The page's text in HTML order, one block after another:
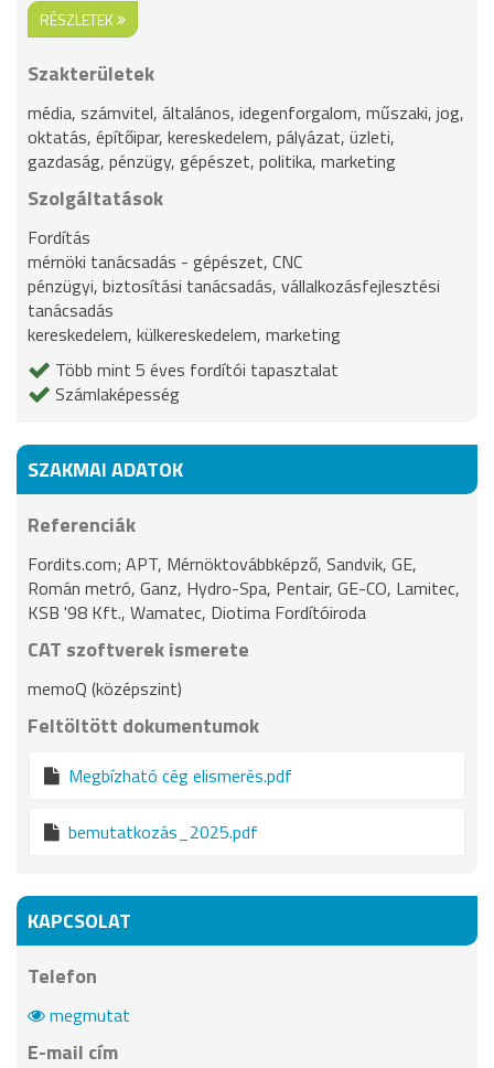
RÉSZLETEK
Szakterületek
média, számvitel, általános, idegenforgalom, műszaki, jog,
oktatás, építőipar, kereskedelem, pályázat, üzleti,
gazdaság, pénzügy, gépészet, politika, marketing
Szolgáltatások
Fordítás
mérnöki tanácsadás - gépészet, CNC
pénzügyi, biztosítási tanácsadás, vállalkozásfejlesztési
tanácsadás
kereskedelem, külkereskedelem, marketing
Több mint 5 éves fordítói tapasztalat
Számlaképesség
SZAKMAI ADATOK
Referenciák
Fordits.com; APT, Mérnöktovábbképző, Sandvik, GE,
Román metró, Ganz, Hydro-Spa, Pentair, GE-CO, Lamitec,
KSB '98 Kft., Wamatec, Diotima Fordítóiroda
CAT szoftverek ismerete
memoQ (középszint)
Feltöltött dokumentumok
Megbízható cég elismerés.pdf
bemutatkozás_2025.pdf
KAPCSOLAT
Telefon
megmutat
E-mail cím